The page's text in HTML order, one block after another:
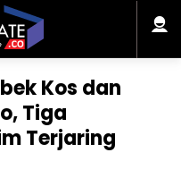
Kos dan
Tiga
Terjaring